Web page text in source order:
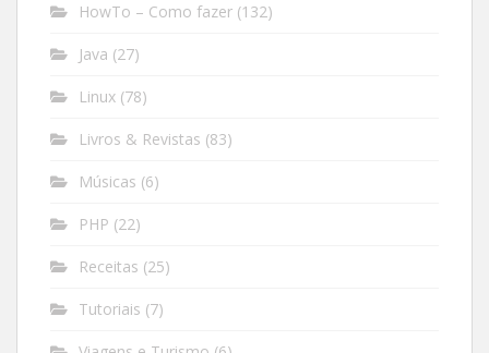
HowTo – Como fazer (132)
Java (27)
Linux (78)
Livros & Revistas (83)
Músicas (6)
PHP (22)
Receitas (25)
Tutoriais (7)